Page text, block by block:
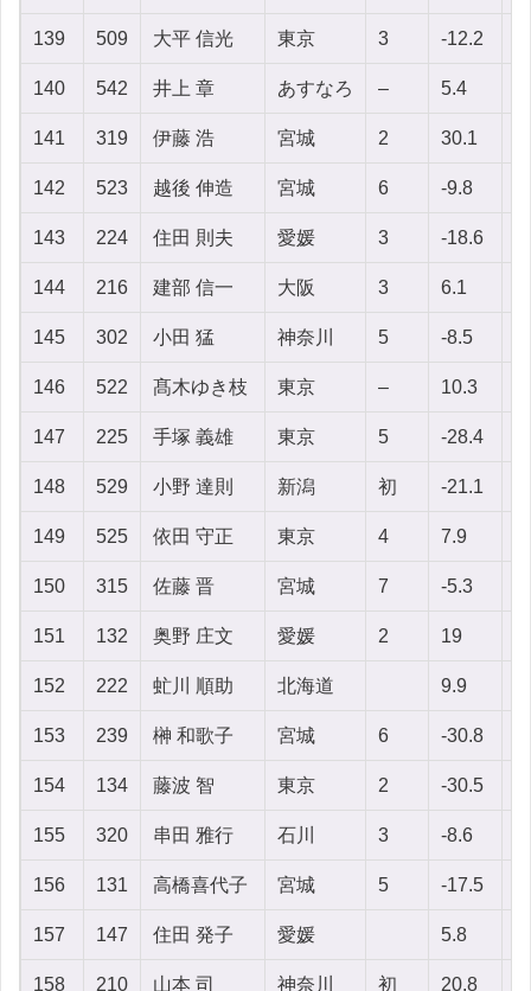
139 509 大平 信光 東京 3 -12.2
140 542 井上 章 あすなろ – 5.4
141 319 伊藤 浩 宮城 2 30.1
142 523 越後 伸造 宮城 6 -9.8
143 224 住田 則夫 愛媛 3 -18.6
144 216 建部 信一 大阪 3 6.1
145 302 小田 猛 神奈川 5 -8.5
146 522 髙木ゆき枝 東京 – 10.3
147 225 手塚 義雄 東京 5 -28.4
148 529 小野 達則 新潟 初 -21.1
149 525 依田 守正 東京 4 7.9
150 315 佐藤 晋 宮城 7 -5.3
151 132 奥野 庄文 愛媛 2 19
152 222 虻川 順助 北海道 9.9
153 239 榊 和歌子 宮城 6 -30.8
154 134 藤波 智 東京 2 -30.5
155 320 串田 雅行 石川 3 -8.6
156 131 高橋喜代子 宮城 5 -17.5
157 147 住田 発子 愛媛 5.8
158 210 山本 司 神奈川 初 20.8